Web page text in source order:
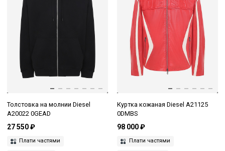
Толстовка на молнии Diesel
A20022 0GEAD
27 550 ₽
Плати частями
Куртка кожаная Diesel A21125
0DMBS
98 000 ₽
Плати частями